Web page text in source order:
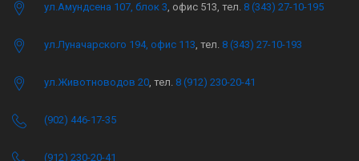
ул.Амундсена 107, блок 3, офис 513, тел. 8 (343) 27-10-195
ул.Луначарского 194, офис 113, тел. 8 (343) 27-10-193
ул.Животноводов 20, тел. 8 (912) 230-20-41
(902) 446-17-35
(912) 230-20-41